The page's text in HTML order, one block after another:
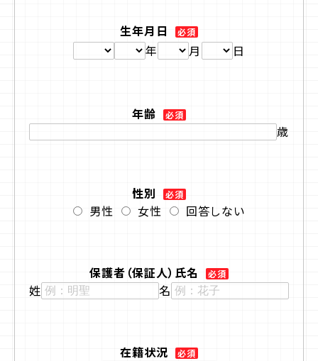
プライバシーポリシー
お問合せ 資料請求
043-225-3185
生年月日 必須
年 月 日
年齢 必須
歳
性別 必須
男性 女性 回答しない
保護者（保証人）氏名 必須
姓 名
在籍状況 必須